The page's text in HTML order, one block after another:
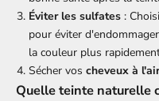
Éviter les sulfates :
pour éviter
la couleur plus
Sécher vos cheveux à
Quelle teinte naturelle